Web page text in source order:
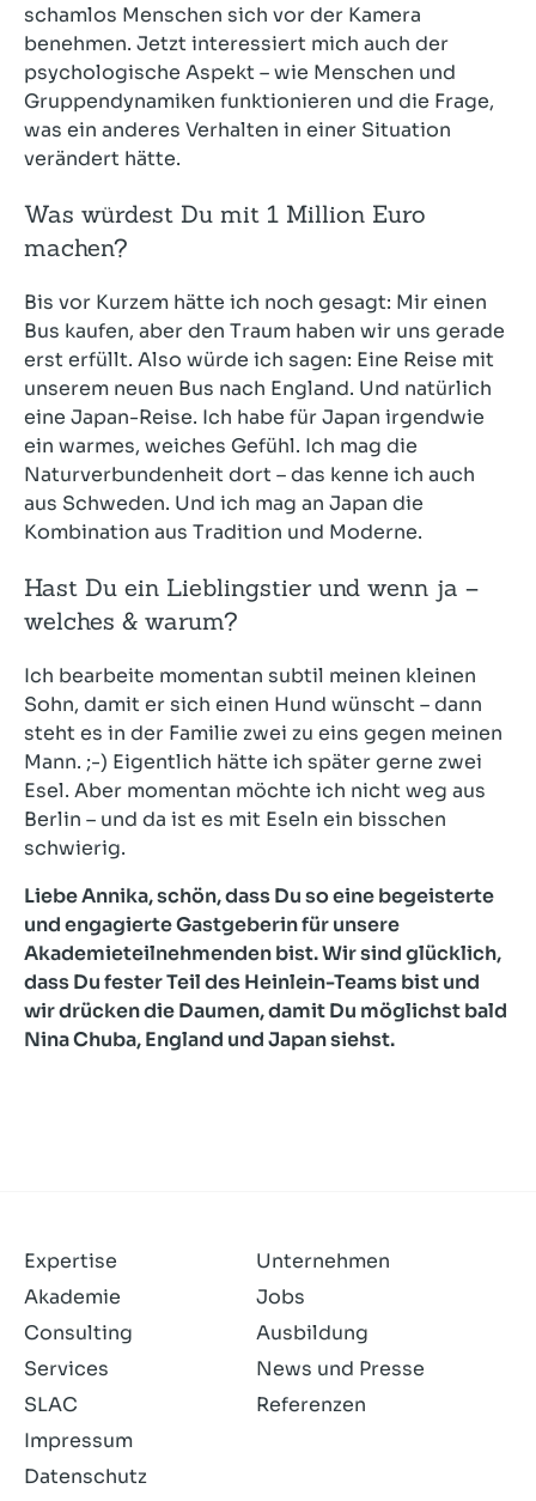
schamlos Menschen sich vor der Kamera
benehmen. Jetzt interessiert mich auch der
psychologische Aspekt – wie Menschen und
Gruppendynamiken funktionieren und die Frage,
was ein anderes Verhalten in einer Situation
verändert hätte.
Was würdest Du mit 1 Million Euro
machen?
Bis vor Kurzem hätte ich noch gesagt: Mir einen
Bus kaufen, aber den Traum haben wir uns gerade
erst erfüllt. Also würde ich sagen: Eine Reise mit
unserem neuen Bus nach England. Und natürlich
eine Japan-Reise. Ich habe für Japan irgendwie
ein warmes, weiches Gefühl. Ich mag die
Naturverbundenheit dort – das kenne ich auch
aus Schweden. Und ich mag an Japan die
Kombination aus Tradition und Moderne.
Hast Du ein Lieblingstier und wenn ja –
welches & warum?
Ich bearbeite momentan subtil meinen kleinen
Sohn, damit er sich einen Hund wünscht – dann
steht es in der Familie zwei zu eins gegen meinen
Mann. ;-) Eigentlich hätte ich später gerne zwei
Esel. Aber momentan möchte ich nicht weg aus
Berlin – und da ist es mit Eseln ein bisschen
schwierig.
Liebe Annika, schön, dass Du so eine begeisterte
und engagierte Gastgeberin für unsere
Akademieteilnehmenden bist. Wir sind glücklich,
dass Du fester Teil des Heinlein-Teams bist und
wir drücken die Daumen, damit Du möglichst bald
Nina Chuba, England und Japan siehst.
Expertise
Akademie
Consulting
Services
SLAC
Unternehmen
Jobs
Ausbildung
News und Presse
Referenzen
Impressum
Datenschutz